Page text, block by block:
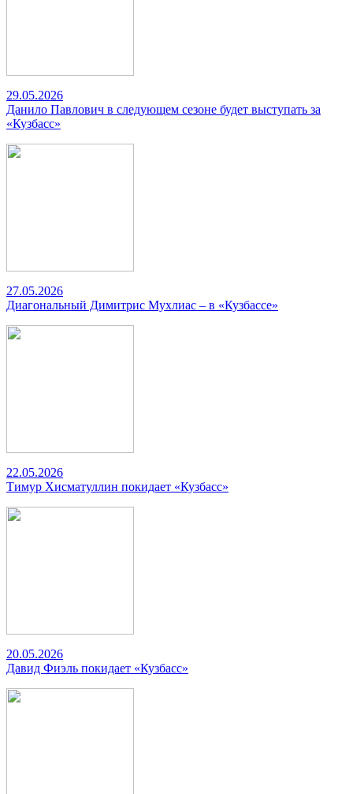
29.05.2026
Данило Павлович в следующем сезоне будет выступать за
«Кузбасс»
27.05.2026
Диагональный Димитрис Мухлиас – в «Кузбассе»
22.05.2026
Тимур Хисматуллин покидает «Кузбасс»
20.05.2026
Давид Фиэль покидает «Кузбасс»